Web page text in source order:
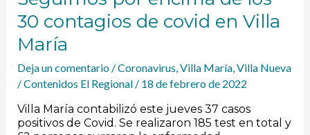
30 contagios de covid en Villa
María
Deja un comentario /Coronavirus,Villa María,Villa Nueva
/Contenidos El Regional / 18 de febrero de 2022
Villa María contabilizó este jueves 37 casos
positivos de Covid. Se realizaron 185 test en total y